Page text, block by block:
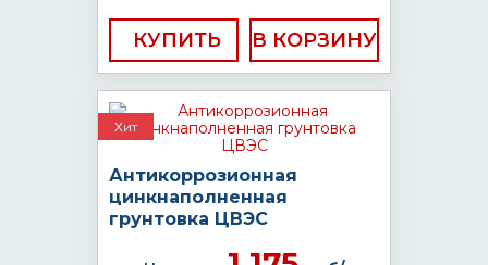
КУПИТЬ
Хит
Антикоррозионная
цинкнаполненная
грунтовка ЦВЭС